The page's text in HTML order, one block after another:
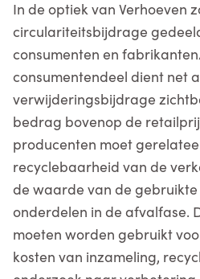
In de optiek van Verhoeven
circulariteitsbijdrage
consumenten en
consumentendeel dient net
verwijderingsbijdrage
bedrag bovenop de
producenten moet
recyclebaarheid van de
de waarde van de
onderdelen in de afvalfase.
moeten worden gebruikt
kosten van inzameling,